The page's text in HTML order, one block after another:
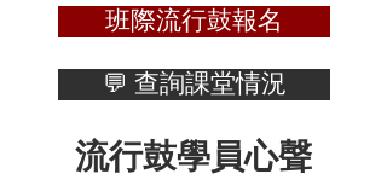
班際流行鼓報名
💬 查詢課堂情況
​流行鼓學員心聲